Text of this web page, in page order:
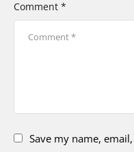
Comment *
Save my name,